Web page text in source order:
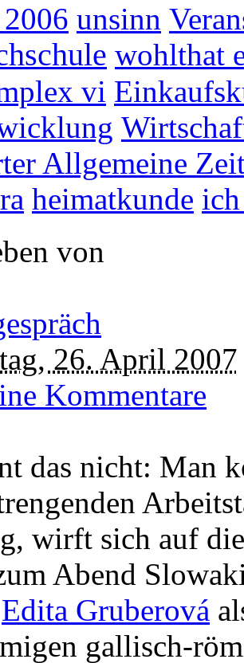
unsinn
wohlthat
vi
Allgemeine
heimatkunde
von
26. April 2007
Kommentare
das nicht: Man
wirft sich auf
Abend
Edita Gruberová
gallisch-